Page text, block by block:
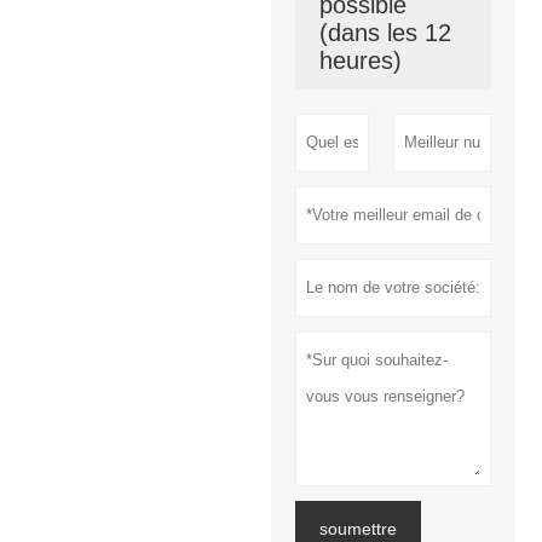
(dans les 12
heures)
soumettre